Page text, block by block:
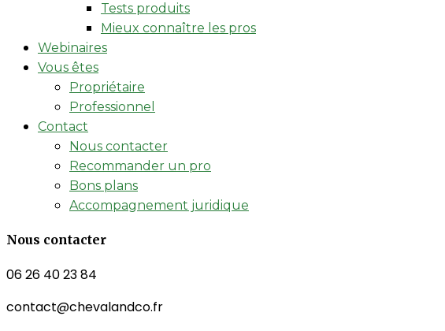
Tests produits
Mieux connaître les pros
Webinaires
Vous êtes
Propriétaire
Professionnel
Contact
Nous contacter
Recommander un pro
Bons plans
Accompagnement juridique
Nous contacter
06 26 40 23 84
contact@chevalandco.fr